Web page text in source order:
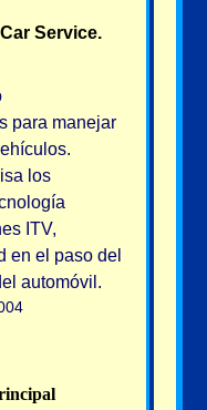
Service.
para manejar
los
ITV,
en el paso del
automóvil.